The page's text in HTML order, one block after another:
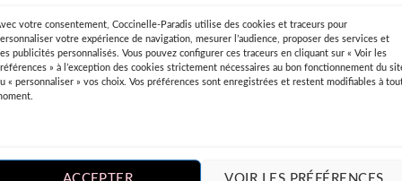
votre consentement, Coccinelle-Paradis utilise des cookies et traceurs pour
votre expérience de navigation, mesurer l’audience, proposer des services et
publicités personnalisés. Vous pouvez configurer ces traceurs en cliquant sur « Voir les
» à l’exception des cookies strictement nécessaires au bon fonctionnement du
« personnaliser » vos choix. Vos préférences sont enregistrées et restent modifiables à
tendance,
pois qui lui
une
vraiment